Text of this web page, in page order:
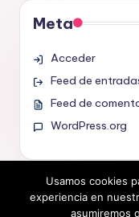
Meta
Acceder
Feed de
Feed de
WordPress.org
Usamos cookies
experiencia en
asumiremos